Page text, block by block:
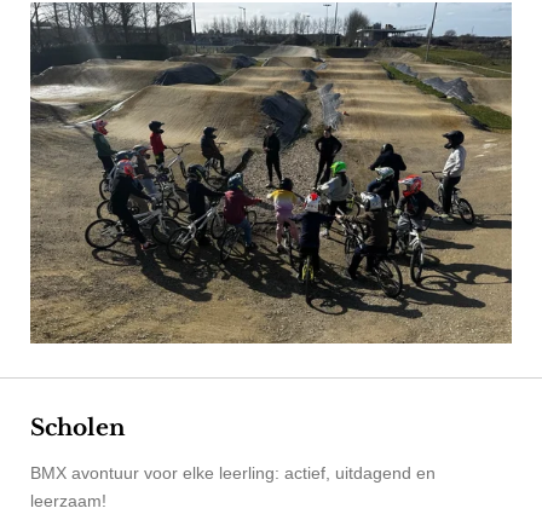
Scholen
BMX avontuur voor elke leerling: actief, uitdagend en
leerzaam!